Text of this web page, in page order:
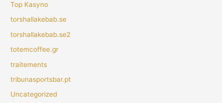
Top Kasyno
torshallakebab.se
torshallakebab.se2
totemcoffee.gr
traitements
tribunasportsbar.pt
Uncategorized